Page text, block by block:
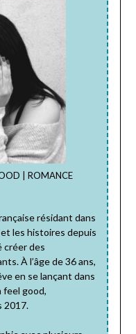
| ROMANCE
résidant dans
et les histoires depuis
créer des
À l’âge de 36 ans,
en se lançant dans
feel good,
2017.